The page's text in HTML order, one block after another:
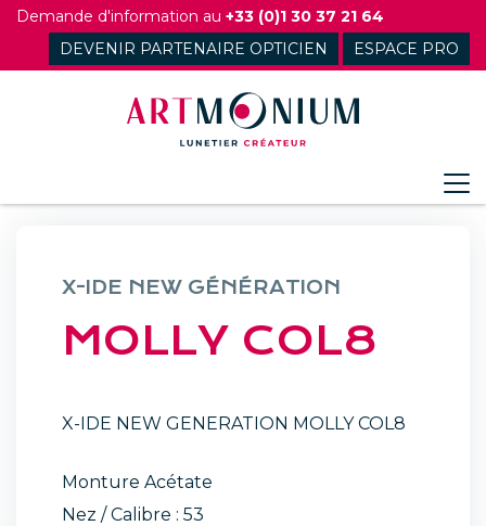
Skip
content
Demande d'information au +33 (0)1 30 37 21 64
DEVENIR PARTENAIRE OPTICIEN
ESPACE PRO
X-IDE NEW GÉNÉRATION
MOLLY COL8
X-IDE NEW GENERATION MOLLY COL8
Monture Acétate
Nez / Calibre : 53